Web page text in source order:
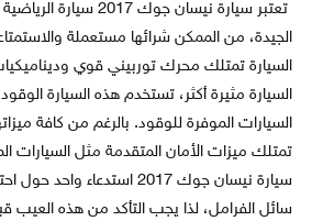
تعتبر سيارة نيسان جوك
الجيدة، من الممكن شرائها مستعملة
السيارة تمتلك محرك توربيني قوي
السيارة مثيرة أكثر، تستخدم هذه السيارة
السيارات الموفرة للوقود. بالرغم من كافة
تمتلك ميزات الأمان المتقدمة مثل السيارات
سيارة نيسان جوك 2017
سائل الفرامل، لذا يجب التأكد من هذه العيب